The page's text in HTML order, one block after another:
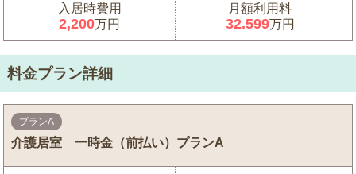
入居時費用
2,200万円
月額利用料
32.599万円
料金プラン詳細
プランA
介護居室 一時金（前払い）プランA